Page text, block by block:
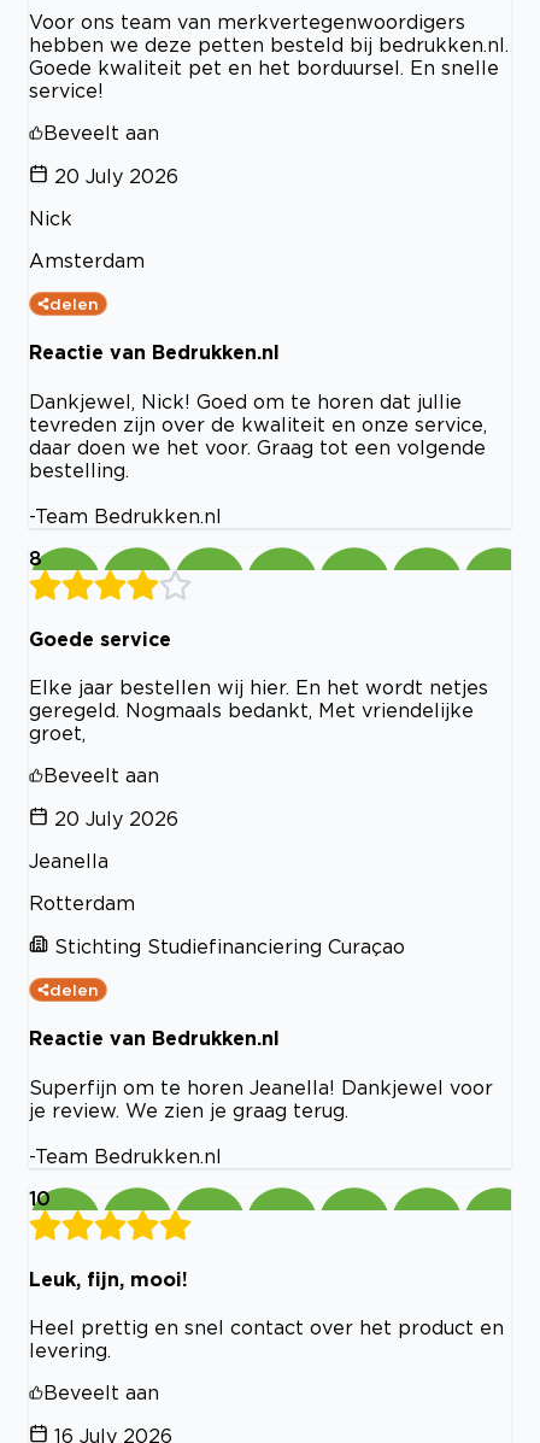
Voor ons team van merkvertegenwoordigers
hebben we deze petten besteld bij bedrukken.nl.
Goede kwaliteit pet en het borduursel. En snelle
service!
Beveelt aan
20 July 2026
Nick
Amsterdam
delen
Reactie van Bedrukken.nl
Dankjewel, Nick! Goed om te horen dat jullie
tevreden zijn over de kwaliteit en onze service,
daar doen we het voor. Graag tot een volgende
bestelling.
-Team Bedrukken.nl
8
Goede service
Elke jaar bestellen wij hier. En het wordt netjes
geregeld. Nogmaals bedankt, Met vriendelijke
groet,
Beveelt aan
20 July 2026
Jeanella
Rotterdam
Stichting Studiefinanciering Curaçao
delen
Reactie van Bedrukken.nl
Superfijn om te horen Jeanella! Dankjewel voor
je review. We zien je graag terug.
-Team Bedrukken.nl
10
Leuk, fijn, mooi!
Heel prettig en snel contact over het product en
levering.
Beveelt aan
16 July 2026